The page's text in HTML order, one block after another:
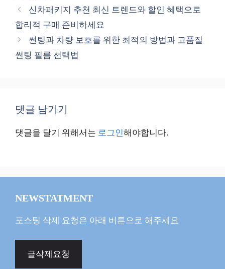
테
리
신차패키지 추천 최신 트렌드와 할인 혜택으로
합리적 구매 준비하세요
썬팅과 차량 보호를 위한 최적의 방법과 고품질
썬팅 필름 선택법
댓글 남기기
댓글을 달기 위해서는 로그인해야합니다.
NEWSTATMENT
포스팅 삭제 요청은 아래 버튼으로 해주세요
글삭제요청